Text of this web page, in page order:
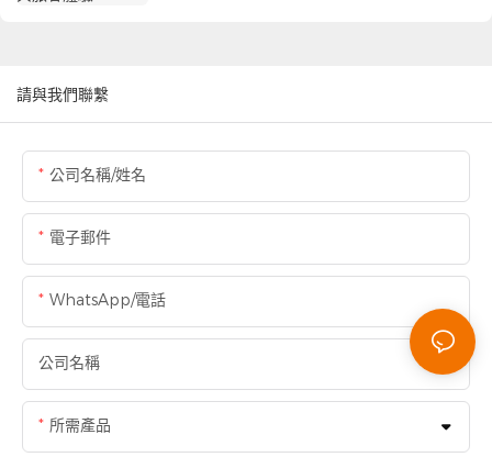
請與我們聯繫
公司名稱/姓名
電子郵件
WhatsApp/電話
公司名稱
所需產品